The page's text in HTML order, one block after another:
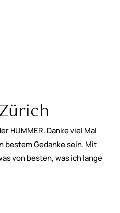
HUMMER. Danke viel Mal
bestem Gedanke sein. Mit
von besten, was ich lange